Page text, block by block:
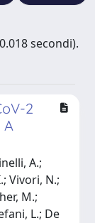
secondi).
2
A
A.;
Vivori, N.;
M.;
L.; De